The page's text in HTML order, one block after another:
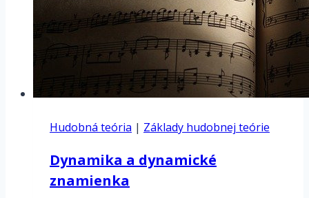
Hudobná teória | Základy hudobnej teórie
Dynamika a dynamické
znamienka